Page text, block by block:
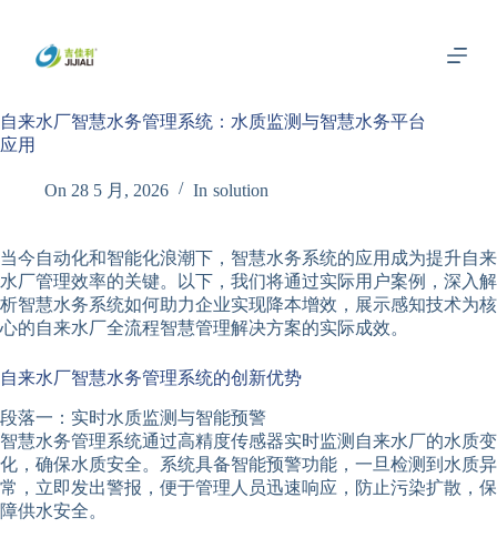
内
自来水厂智慧水务管理系统：水质监测与智慧水务平台
应用
On 28 5 月, 2026 In solution
当今自动化和智能化浪潮下，智慧水务系统的应用成为提升自来
水厂管理效率的关键。以下，我们将通过实际用户案例，深入解
析智慧水务系统如何助力企业实现降本增效，展示感知技术为核
心的自来水厂全流程智慧管理解决方案的实际成效。
自来水厂智慧水务管理系统的创新优势
段落一：实时水质监测与智能预警
智慧水务管理系统通过高精度传感器实时监测自来水厂的水质变
化，确保水质安全。系统具备智能预警功能，一旦检测到水质异
常，立即发出警报，便于管理人员迅速响应，防止污染扩散，保
障供水安全。